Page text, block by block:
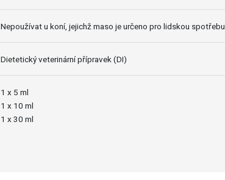
Nepoužívat u koní, jejichž maso je určeno pro lidskou spotřebu.
Dietetický veterinární přípravek (DI)
1 x 5 ml
1 x 10 ml
1 x 30 ml